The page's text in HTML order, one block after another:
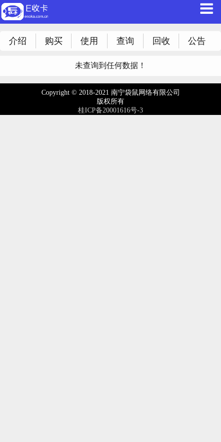
介绍 购买 使用 查询 回收 公告
未查询到任何数据！
Copyright © 2018-2021 南宁袋鼠网络有限公司
版权所有
桂ICP备20001616号-3